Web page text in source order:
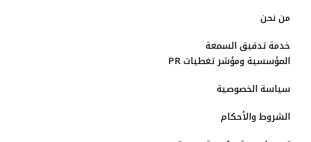
من نحن
خدمة تدقيق السمعة
المؤسسية ومؤشر تغطيات PR
سياسة الخصوصية
الشروط والأحكام